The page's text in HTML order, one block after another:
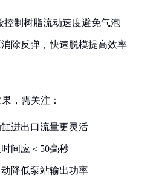
控制树脂流动速度避免气泡
消除反弹，快速脱模提高效率
，需关注：
进出口流量更灵活
时间应＜50毫秒
动降低泵站输出功率